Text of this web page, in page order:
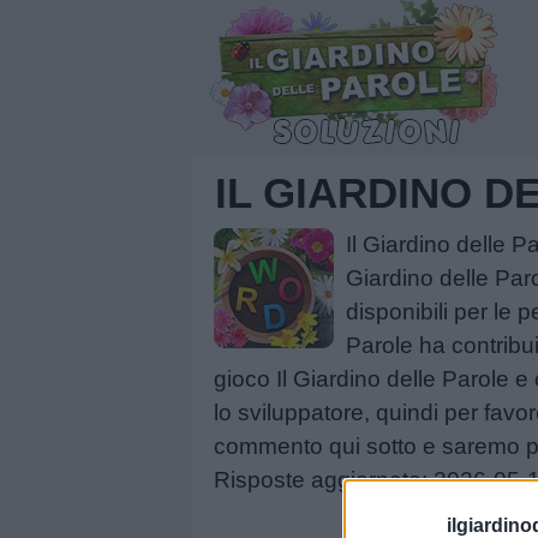
IL GIARDINO
Il Giardino delle
Giardino delle
disponibili per le
Parole ha
gioco Il Giardino delle Parole
lo sviluppatore, quindi per
commento qui sotto e saremo
Risposte aggiornate: 2026-05-